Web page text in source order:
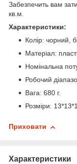
Забезпечить вам
кв.м.
Характеристики:
Колір: чорний,
Матеріал:
Номінальна
Робочий
Вага: 680 г.
Розміри:
Приховати
Характеристики